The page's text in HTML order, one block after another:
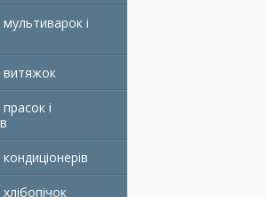
і
витяжок
і